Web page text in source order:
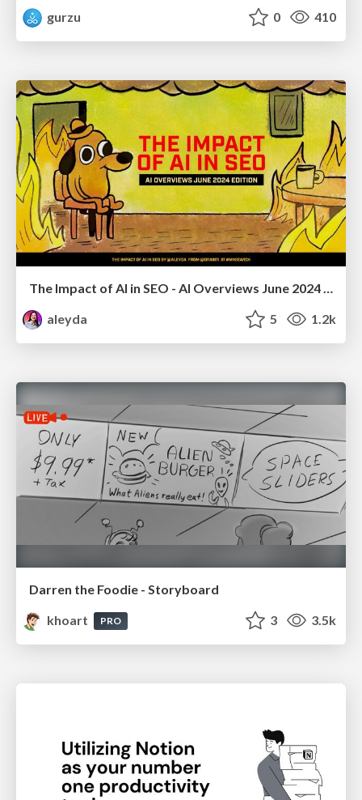
gurzu
0 410
The Impact of AI in SEO - AI Overviews June 2024 Edition
aleyda
5 1.2k
Darren the Foodie - Storyboard
khoart
PRO 3 3.5k